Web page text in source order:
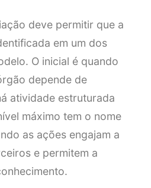
deve permitir que a
em um dos
O inicial é quando
depende de
atividade estruturada
máximo tem o nome
as ações engajam a
e permitem a